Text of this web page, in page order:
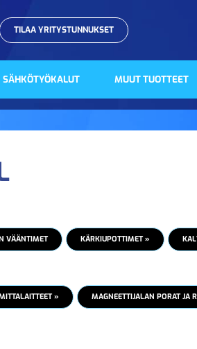
TILAA YRITYSTUNNUKSET
SÄHKÖTYÖKALUT MUUT TUOTTEET
VÄÄNTIMET KÄRKIUPOTTIMET »
» MAGNEETTIJALAN PORAT JA